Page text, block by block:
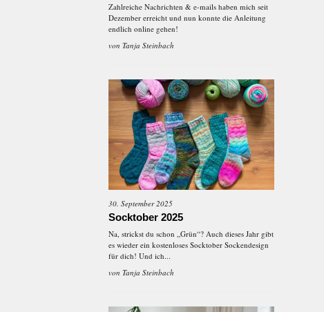
Zahlreiche Nachrichten & e-mails haben mich seit
Dezember erreicht und nun konnte die Anleitung
endlich online gehen!
von Tanja Steinbach
30. September 2025
Socktober 2025
Na, strickst du schon „Grün“? Auch dieses Jahr gibt
es wieder ein kostenloses Socktober Sockendesign
für dich! Und ich...
von Tanja Steinbach